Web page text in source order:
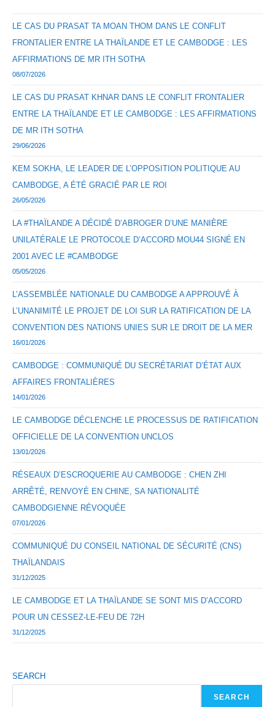
LE CAS DU PRASAT TA MOAN THOM DANS LE CONFLIT
FRONTALIER ENTRE LA THAÏLANDE ET LE CAMBODGE : LES
AFFIRMATIONS DE MR ITH SOTHA
08/07/2026
LE CAS DU PRASAT KHNAR DANS LE CONFLIT FRONTALIER
ENTRE LA THAÏLANDE ET LE CAMBODGE : LES AFFIRMATIONS
DE MR ITH SOTHA
29/06/2026
KEM SOKHA, LE LEADER DE L’OPPOSITION POLITIQUE AU
CAMBODGE, A ÉTÉ GRACIÉ PAR LE ROI
26/05/2026
LA #THAÏLANDE A DÉCIDÉ D’ABROGER D’UNE MANIÈRE
UNILATÉRALE LE PROTOCOLE D’ACCORD MOU44 SIGNÉ EN
2001 AVEC LE #CAMBODGE
05/05/2026
L’ASSEMBLÉE NATIONALE DU CAMBODGE A APPROUVÉ À
L’UNANIMITÉ LE PROJET DE LOI SUR LA RATIFICATION DE LA
CONVENTION DES NATIONS UNIES SUR LE DROIT DE LA MER
16/01/2026
CAMBODGE : COMMUNIQUÉ DU SECRÉTARIAT D’ÉTAT AUX
AFFAIRES FRONTALIÈRES
14/01/2026
LE CAMBODGE DÉCLENCHE LE PROCESSUS DE RATIFICATION
OFFICIELLE DE LA CONVENTION UNCLOS
13/01/2026
RÉSEAUX D’ESCROQUERIE AU CAMBODGE : CHEN ZHI
ARRÊTÉ, RENVOYÉ EN CHINE, SA NATIONALITÉ
CAMBODGIENNE RÉVOQUÉE
07/01/2026
COMMUNIQUÉ DU CONSEIL NATIONAL DE SÉCURITÉ (CNS)
THAÏLANDAIS
31/12/2025
LE CAMBODGE ET LA THAÏLANDE SE SONT MIS D’ACCORD
POUR UN CESSEZ-LE-FEU DE 72H
31/12/2025
SEARCH
SEARCH